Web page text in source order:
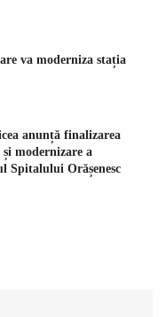
va moderniza stația
anunță finalizarea
modernizare a
Spitalului Orășenesc